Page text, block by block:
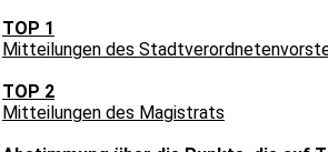
TOP 1
Mitteilungen des
TOP 2
Mitteilungen des Magistrats